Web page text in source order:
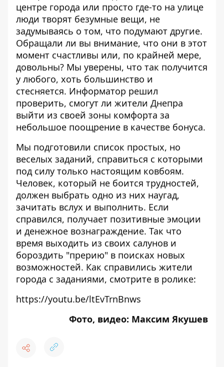
центре города или просто где-то на улице
люди творят безумные вещи, не
задумываясь о том, что подумают другие.
Обращали ли вы внимание, что они в этот
момент счастливы или, по крайней мере,
довольны? Мы уверены, что так получится
у любого, хоть большинство и
стесняется. Информатор решил
проверить, смогут ли жители Днепра
выйти из своей зоны комфорта за
небольшое поощрение в качестве бонуса.
Мы подготовили список простых, но
веселых заданий, справиться с которыми
под силу только настоящим ковбоям.
Человек, который не боится трудностей,
должен выбрать одно из них наугад,
зачитать вслух и выполнить. Если
справился, получает позитивные эмоции
и денежное вознаграждение. Так что
время выходить из своих салунов и
бороздить "прерию" в поисках новых
возможностей. Как справились жители
города с заданиями, смотрите в ролике:
https://youtu.be/ltEvTrnBnws
Фото, видео: Максим Якушев